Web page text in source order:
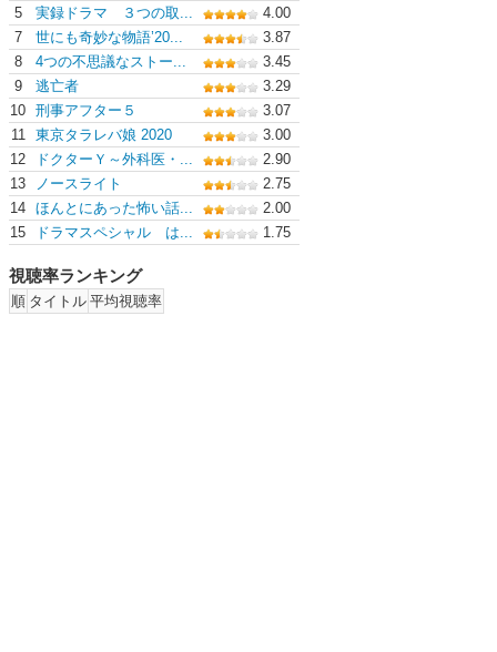
5
実録ドラマ ３つの取...
4.00
7
世にも奇妙な物語’20...
3.87
8
4つの不思議なストー...
3.45
9
逃亡者
3.29
10 刑事アフター５
3.07
11
東京タラレバ娘 2020
3.00
12
ドクターＹ～外科医・...
2.90
13
ノースライト
2.75
14 ほんとにあった怖い話...
2.00
15
ドラマスペシャル は... 1.75
視聴率ランキング
順 タイトル 平均視聴率